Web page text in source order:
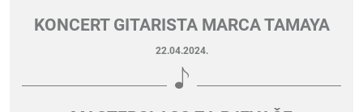
KONCERT GITARISTA MARCA TAMAYA
22.04.2024.